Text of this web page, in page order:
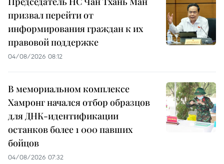
призвал перейти от
информирования граждан к их
правовой поддержке
04/08/2026 08:12
В мемориальном комплексе
Хамронг начался отбор образцов
для ДНК-идентификации
останков более 1 000 павших
бойцов
04/08/2026 07:32